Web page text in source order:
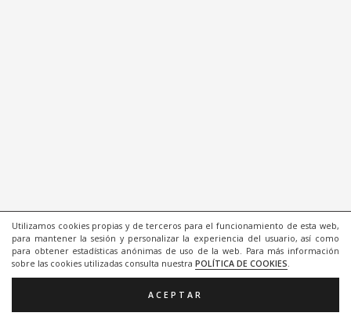
Utilizamos cookies propias y de terceros para el funcionamiento de esta web,
para mantener la sesión y personalizar la experiencia del usuario, así como
para obtener estadísticas anónimas de uso de la web. Para más información
sobre las cookies utilizadas consulta nuestra POLÍTICA DE COOKIES.
ACEPTAR